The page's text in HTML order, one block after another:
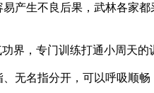
生不良后果，武林各家都
，专门训练打通小周天的
名指分开，可以呼吸顺畅